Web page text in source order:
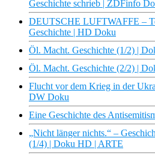
Geschichte schrieb | ZDFinfo
DEUTSCHE LUFTWAFFE –
Geschichte | HD Doku
Öl. Macht. Geschichte (1/2) |
Öl. Macht. Geschichte (2/2) |
Flucht vor dem Krieg in der
DW Doku
Eine Geschichte des
„Nicht länger nichts.“ –
(1/4) | Doku HD | ARTE